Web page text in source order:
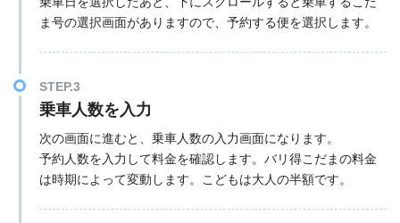
ま号の選択画面がありますので、予約する便を選択します。
STEP.3
乗車人数を入力
次の画面に進むと、乗車人数の入力画面になります。
予約人数を入力して料金を確認します。バリ得こだまの料金
は時期によって変動します。こどもは大人の半額です。